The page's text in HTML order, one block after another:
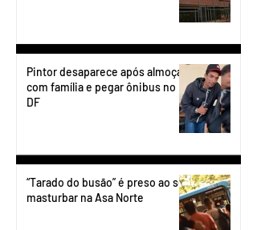
Pintor desaparece após almoçar
com família e pegar ônibus no
DF
“Tarado do busão” é preso ao se
masturbar na Asa Norte